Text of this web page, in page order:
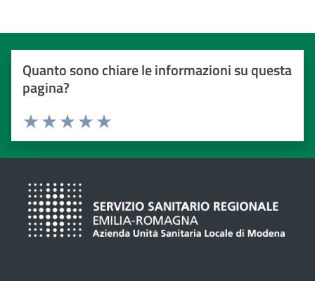
Quanto sono chiare le informazioni su questa
pagina?
Valuta da 1 a 5 stelle
Valuta 5 stelle su 5
Valuta 4 stelle su 5
Valuta 3 stelle su 5
Valuta 2 stelle su 5
Valuta 1 stelle su 5